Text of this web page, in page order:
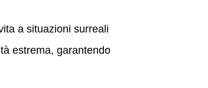
a situazioni surreali
estrema, garantendo